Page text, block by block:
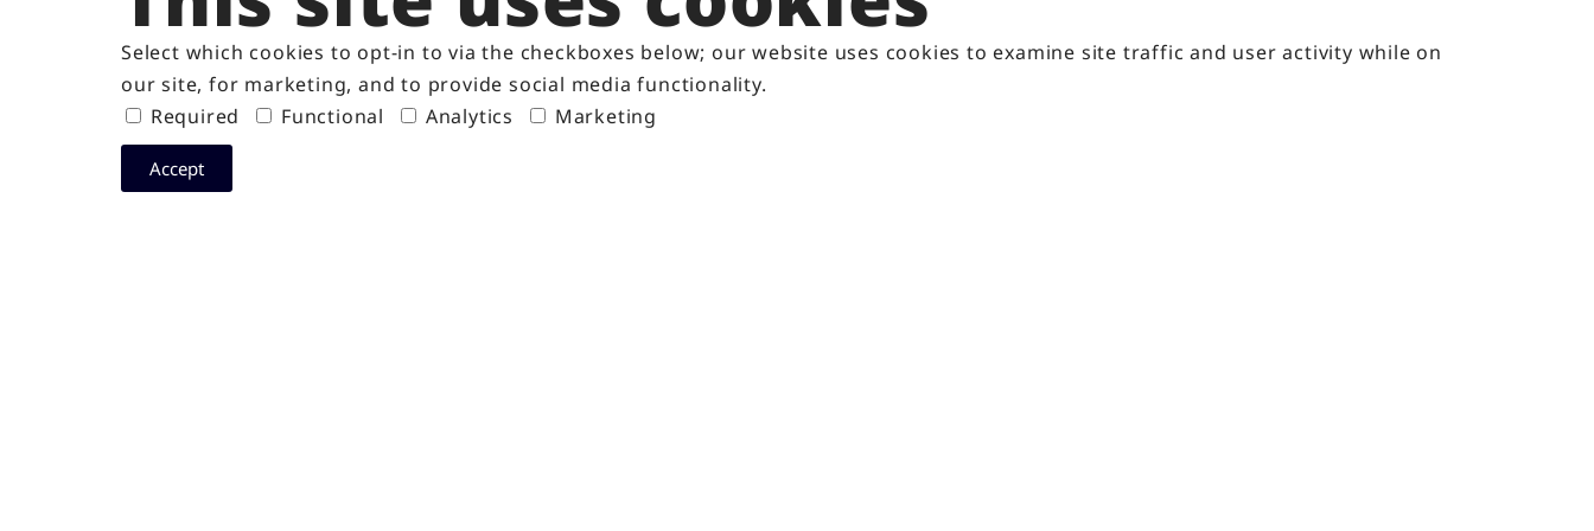
untuk Pertumbuhan yang
Skalabel
Agustus 19, 2025
Kunjungan Edukatif ke Data
Center EDGE2
Juli 8, 2025
Select which cookies to opt-in to via the checkboxes below; our website uses cookies to examine site traffic and user activity while on
our site, for marketing, and to provide social media functionality.
Required
Functional Analytics Marketing
Accept